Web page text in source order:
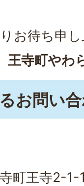
お待ち申
王寺町やわ
お問い
町王寺2-